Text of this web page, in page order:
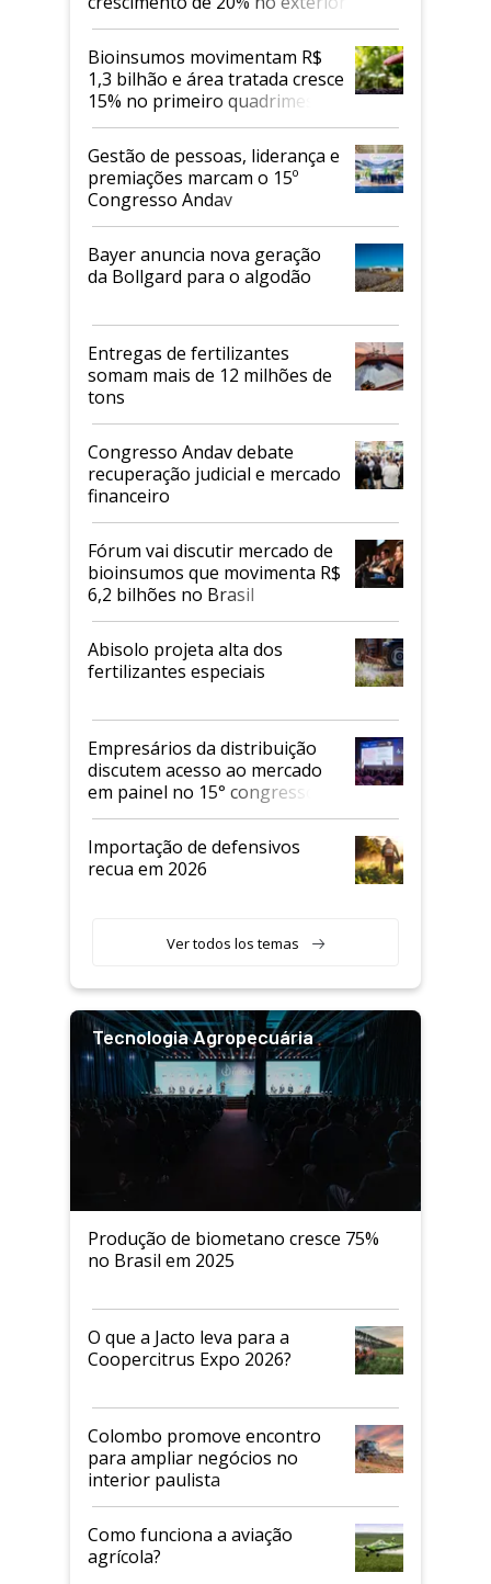
Bioinsumos movimentam R$
1,3 bilhão e área tratada cresce
15% no primeiro quadrimestre
de 2026
Gestão de pessoas, liderança e
premiações marcam o 15º
Congresso Andav
Bayer anuncia nova geração
da Bollgard para o algodão
Entregas de fertilizantes
somam mais de 12 milhões de
tons
Congresso Andav debate
recuperação judicial e mercado
financeiro
Fórum vai discutir mercado de
bioinsumos que movimenta R$
6,2 bilhões no Brasil
Abisolo projeta alta dos
fertilizantes especiais
Empresários da distribuição
discutem acesso ao mercado
em painel no 15° congresso
Andav
Importação de defensivos
recua em 2026
Ver todos los temas
Tecnologia Agropecuária
Produção de biometano cresce 75%
no Brasil em 2025
O que a Jacto leva para a
Coopercitrus Expo 2026?
Colombo promove encontro
para ampliar negócios no
interior paulista
Como funciona a aviação
agrícola?